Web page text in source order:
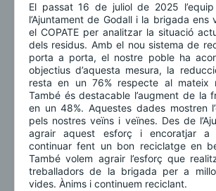
El passat 16 de juliol de 2025
l’Ajuntament de Godall i la brigada ens
el COPATE per analitzar la situació
dels residus. Amb el nou sistema de
porta a porta, el nostre poble ha
objectius d’aquesta mesura, la
resta en un 76% respecte al mateix
També és destacable l’augment de la
en un 48%. Aquestes dades mostren
pels nostres veïns i veïnes. Des de
agrair aquest esforç i encoratjar
continuar fent un bon reciclatge en
També volem agrair l’esforç que
treballadors de la brigada per a
vides. Ànims i continuem reciclant.